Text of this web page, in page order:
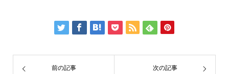
前の記事 次の記事